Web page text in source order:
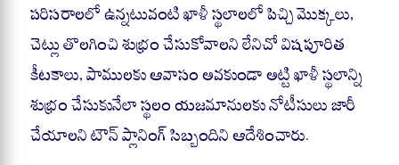
పరిసరాలలో ఉన్నటువంటి ఖాళీ స్థలాలలో పిచ్చి మొక్కలు,
చెట్లు తొలగించి శుభ్రం చేసుకోవాలని లేనిచో విషపూరిత
కీటకాలు, పాములకు ఆవాసం అవకుండా అట్టి ఖాళీ స్థలాన్ని
శుభ్రం చేసుకునేలా స్థలం యజమానులకు నోటీసులు జారీ
చేయాలని టౌన్ ప్లానింగ్ సిబ్బందిని ఆదేశించారు.